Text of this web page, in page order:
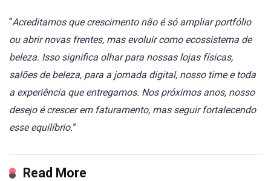
“Acreditamos que crescimento não é só ampliar portfólio
ou abrir novas frentes, mas evoluir como ecossistema de
beleza. Isso significa olhar para nossas lojas físicas,
salões de beleza, para a jornada digital, nosso time e toda
a experiência que entregamos. Nos próximos anos, nosso
desejo é crescer em faturamento, mas seguir fortalecendo
esse equilíbrio.”
Read More